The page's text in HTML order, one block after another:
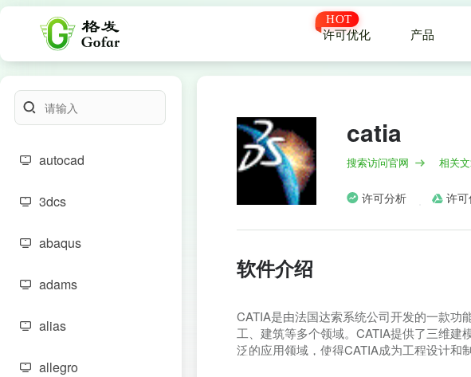
许可优化 产品
autocad
3dcs
abaqus
adams
alias
allegro
catia
搜索访问官网 相关
许可分析 许
软件介绍
CATIA是由法国达索系统公司开发的一款
工、建筑等多个领域。CATIA提供了三维
泛的应用领域，使得CATIA成为工程设计和